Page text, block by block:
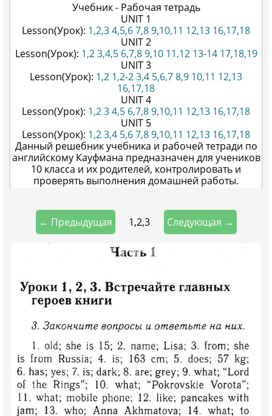
Учебник - Рабочая тетрадь
UNIT 1
Lesson(Урок): 1,2,34,5,67,89,10,11 12,13 16,17,18
UNIT 2
Lesson(Урок): 1,23,4,56,7,89,1011,1213-1417,18,19
UNIT 3
Lesson(Урок): 1,2 1,2-23,4 5,6,78,9 10,11 12,13
16,17,18
UNIT 4
Lesson(Урок): 1,234,5 6,7,89,10,11 12,13 16,17,18
UNIT 5
Lesson(Урок): 1,23,4 5,67,89,10,11 12,13 16,17,18
Данный решебник учебника и рабочей тетради по
английскому Кауфмана предназначен для учеников
10 класса и их родителей, контролировать и
проверять выполнения домашней работы.
← Предыдущая 1,2,3 Следующая →